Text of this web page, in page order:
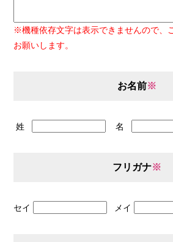
※機種依存文字は表示できませんので、
お願いします。
お名前※
姓 名
フリガナ※
セイ メイ